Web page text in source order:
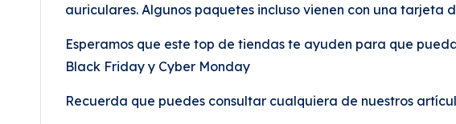
auriculares. Algunos paquetes incluso vienen con una tarjeta
Esperamos que este top de tiendas te ayuden para que
Black Friday y Cyber Monday
Recuerda que puedes consultar cualquiera de nuestros